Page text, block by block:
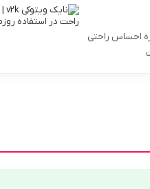
احساس راحتی